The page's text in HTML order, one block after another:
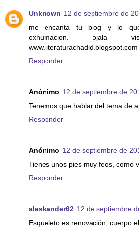
Unknown 12 de septiembre de
me encanta tu blog y lo
exhumacion. ojala
www.literaturachadid.blogspot.com
Responder
Anónimo 12 de septiembre de
Tenemos que hablar del tema de
Responder
Anónimo 12 de septiembre de
Tienes unos pies muy feos, como
Responder
aleskander62 12 de septiembre
Esqueleto es renovación, cuerpo